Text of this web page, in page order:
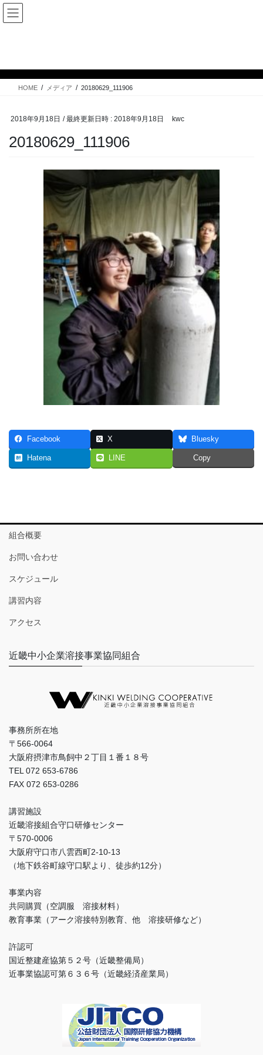
コ
ン
へ
ス
ナ
ビ
ョ
ン
HOME メディア 20180629_111906
2018年9月18日 / 最終更新日時 : 2018年9月18日 kwc
20180629_111906
Facebook X Bluesky
Hatena LINE Copy
組合概要
お問い合わせ
スケジュール
講習内容
アクセス
近畿中小企業溶接事業協同組合
事務所所在地
〒566-0064
大阪府摂津市鳥飼中２丁目１番１８号
TEL 072 653-6786
FAX 072 653-0286
講習施設
近畿溶接組合守口研修センター
〒570-0006
大阪府守口市八雲西町2-10-13
（地下鉄谷町線守口駅より、徒歩約12分）
事業内容
共同購買（空調服 溶接材料）
教育事業（アーク溶接特別教育、他 溶接研修など）
許認可
国近整建産協第５２号（近畿整備局）
近事業協認可第６３６号（近畿経済産業局）